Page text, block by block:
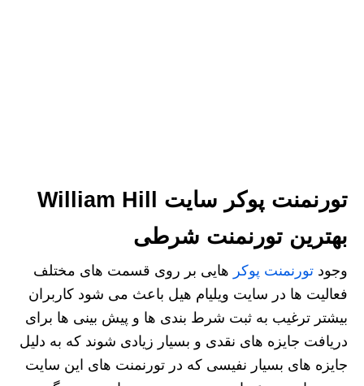
تورنمنت پوکر سایت William Hill
بهترین تورنمنت شرطی
وجود تورنمنت پوکر هایی بر روی قسمت های مختلف
فعالیت ها در سایت ویلیام هیل باعث می شود کاربران
بیشتر ترغیب به ثبت شرط بندی ها و پیش بینی ها برای
دریافت جایزه های نقدی و بسیار زیادی شوند که به دلیل
جایزه های بسیار نفیسی که در تورنمنت های این سایت